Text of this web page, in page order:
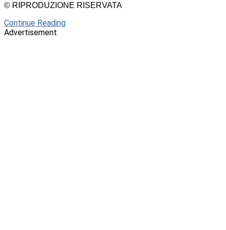
© RIPRODUZIONE RISERVATA
Continue Reading
Advertisement